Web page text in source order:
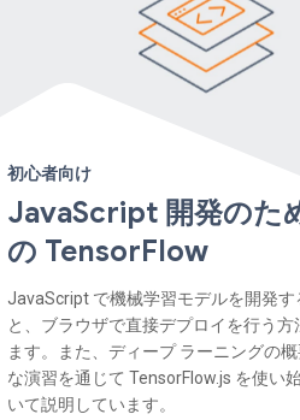
初心者向け
JavaScript 開発のた
の TensorFlow
JavaScript で機械学習モデルを開発す
と、ブラウザで直接デプロイを行う方
ます。また、ディープ ラーニングの
な演習を通じて TensorFlow.js を使い
いて説明しています。